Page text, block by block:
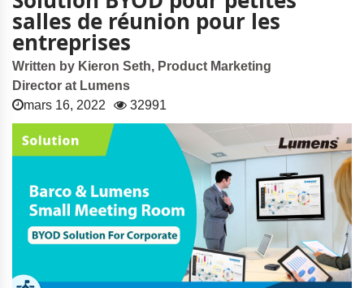
salles de réunion pour les
entreprises
Written by Kieron Seth, Product Marketing
Director at Lumens
mars 16, 2022
32991